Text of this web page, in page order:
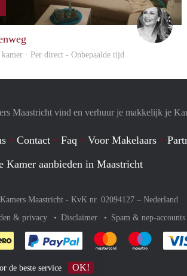
kamer · Per direct - Onbepaalde tijd
Maastricht vind en verhuur je makkelijk je
Contact Faq Voor Makelaars
Kamer aanbieden in Maastricht
Maastricht - KvK nr. 02094127 – Nederland
& privacy
Disclaimer Spam & nep-accounts
Je rekent gemakkelijk af met
Je rekent Je
de beste service OK!